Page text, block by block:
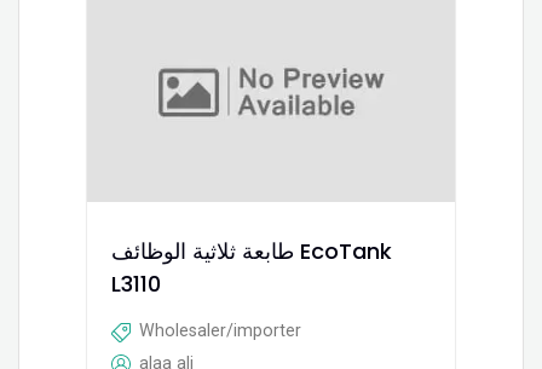
طابعة ثلاثية الوظائف EcoTank
L3110
Wholesaler/importer
alaa ali